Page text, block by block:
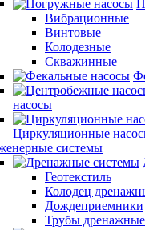
Вибрационные
Винтовые
Колодезные
Скважинные
насосы
Циркуляционные
системы
Геотекстиль
Колодец
Дождеприемники
Трубы дренажные